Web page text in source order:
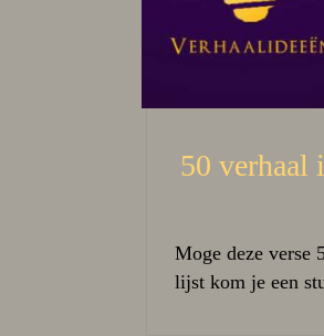
50 verhaal
Moge deze verse
lijst kom je een